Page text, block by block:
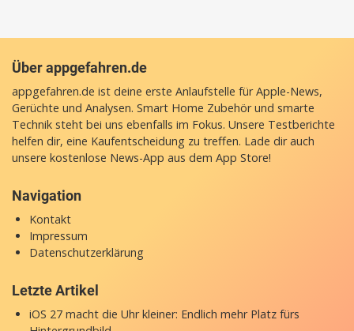
Über appgefahren.de
appgefahren.de ist deine erste Anlaufstelle für Apple-News,
Gerüchte und Analysen. Smart Home Zubehör und smarte
Technik steht bei uns ebenfalls im Fokus. Unsere Testberichte
helfen dir, eine Kaufentscheidung zu treffen. Lade dir auch
unsere kostenlose News-App aus dem App Store!
Navigation
Kontakt
Impressum
Datenschutzerklärung
Letzte Artikel
iOS 27 macht die Uhr kleiner: Endlich mehr Platz fürs